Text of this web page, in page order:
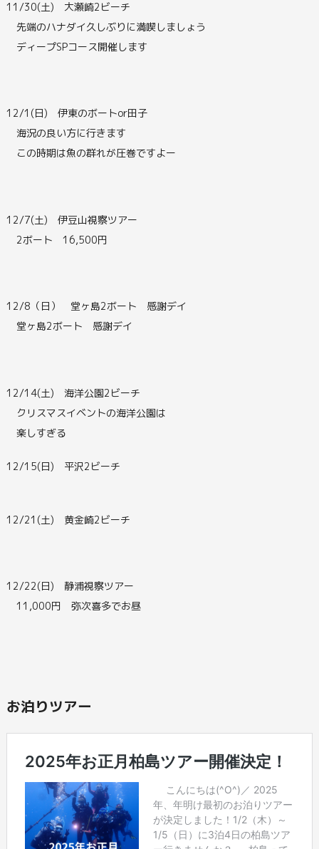
11/30(土) 大瀬崎2ビーチ
先端のハナダイ久しぶりに満喫しましょう
ディープSPコース開催します
12/1(日) 伊東のボートor田子
海況の良い方に行きます
この時期は魚の群れが圧巻ですよー
12/7(土) 伊豆山視察ツアー
2ボート 16,500円
12/8（日） 堂ヶ島2ボート 感謝デイ
堂ヶ島2ボート 感謝デイ
12/14(土) 海洋公園2ビーチ
クリスマスイベントの海洋公園は
楽しすぎる
12/15(日) 平沢2ビーチ
12/21(土) 黄金崎2ビーチ
12/22(日) 静浦視察ツアー
11,000円 弥次喜多でお昼
お泊りツアー